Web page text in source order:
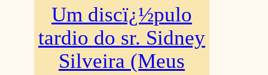
Um discï¿½pulo
tardio do sr. Sidney
Silveira (Meus